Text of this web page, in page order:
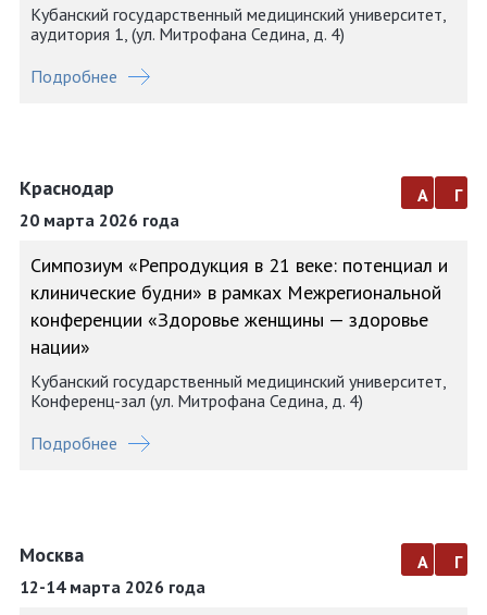
Кубанский государственный медицинский университет,
аудитория 1, (ул. Митрофана Седина, д. 4)
Подробнее
Краснодар
20 марта 2026 года
а г
Симпозиум «Репродукция в 21 веке: потенциал и
клинические будни» в рамках Межрегиональной
конференции «Здоровье женщины — здоровье
нации»
Кубанский государственный медицинский университет,
Конференц-зал (ул. Митрофана Седина, д. 4)
Подробнее
Москва
12-14 марта 2026 года
а г